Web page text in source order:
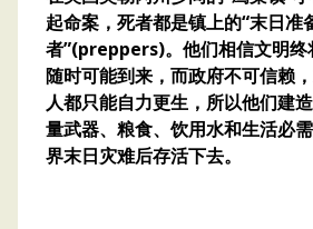
起命案，死者都是镇上的“末日准
者”(preppers)。他们相信文明终
随时可能到来，而政府不可信赖
人都只能自力更生，所以他们建
量武器、粮食、饮用水和生活必
界末日灾难后存活下去。